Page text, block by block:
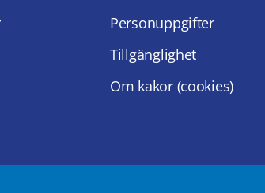
Personuppgifter
Tillgänglighet
Om kakor (cookies)